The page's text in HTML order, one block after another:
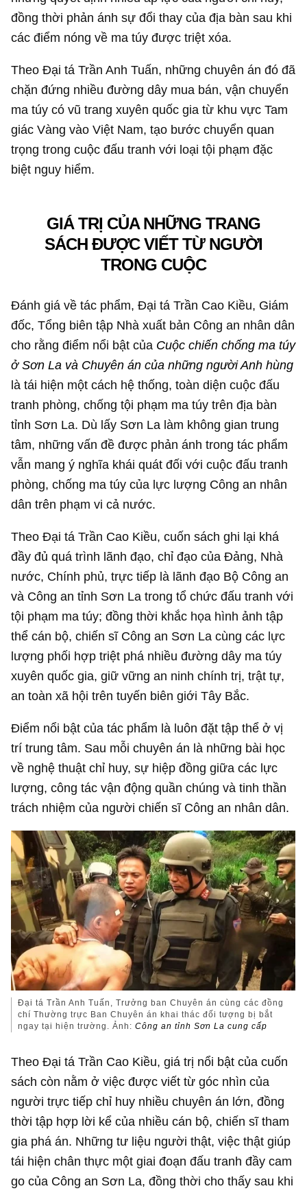
đồng thời phản ánh sự đổi thay của địa bàn sau khi
các điểm nóng về ma túy được triệt xóa.
Theo Đại tá Trần Anh Tuấn, những chuyên án đó đã
chặn đứng nhiều đường dây mua bán, vận chuyển
ma túy có vũ trang xuyên quốc gia từ khu vực Tam
giác Vàng vào Việt Nam, tạo bước chuyển quan
trọng trong cuộc đấu tranh với loại tội phạm đặc
biệt nguy hiểm.
GIÁ TRỊ CỦA NHỮNG TRANG
SÁCH ĐƯỢC VIẾT TỪ NGƯỜI
TRONG CUỘC
Đánh giá về tác phẩm, Đại tá Trần Cao Kiều, Giám
đốc, Tổng biên tập Nhà xuất bản Công an nhân dân
cho rằng điểm nổi bật của Cuộc chiến chống ma túy
ở Sơn La và Chuyên án của những người Anh hùng
là tái hiện một cách hệ thống, toàn diện cuộc đấu
tranh phòng, chống tội phạm ma túy trên địa bàn
tỉnh Sơn La. Dù lấy Sơn La làm không gian trung
tâm, những vấn đề được phản ánh trong tác phẩm
vẫn mang ý nghĩa khái quát đối với cuộc đấu tranh
phòng, chống ma túy của lực lượng Công an nhân
dân trên phạm vi cả nước.
Theo Đại tá Trần Cao Kiều, cuốn sách ghi lại khá
đầy đủ quá trình lãnh đạo, chỉ đạo của Đảng, Nhà
nước, Chính phủ, trực tiếp là lãnh đạo Bộ Công an
và Công an tỉnh Sơn La trong tổ chức đấu tranh với
tội phạm ma túy; đồng thời khắc họa hình ảnh tập
thể cán bộ, chiến sĩ Công an Sơn La cùng các lực
lượng phối hợp triệt phá nhiều đường dây ma túy
xuyên quốc gia, giữ vững an ninh chính trị, trật tự,
an toàn xã hội trên tuyến biên giới Tây Bắc.
Điểm nổi bật của tác phẩm là luôn đặt tập thể ở vị
trí trung tâm. Sau mỗi chuyên án là những bài học
về nghệ thuật chỉ huy, sự hiệp đồng giữa các lực
lượng, công tác vận động quần chúng và tinh thần
trách nhiệm của người chiến sĩ Công an nhân dân.
Đại tá Trần Anh Tuấn, Trưởng ban Chuyên án cùng các đồng
chí Thường trực Ban Chuyên án khai thác đối tượng bị bắt
ngay tại hiện trường. Ảnh:Công an tỉnh Sơn La cung cấp
Theo Đại tá Trần Cao Kiều, giá trị nổi bật của cuốn
sách còn nằm ở việc được viết từ góc nhìn của
người trực tiếp chỉ huy nhiều chuyên án lớn, đồng
thời tập hợp lời kể của nhiều cán bộ, chiến sĩ tham
gia phá án. Những tư liệu người thật, việc thật giúp
tái hiện chân thực một giai đoạn đấu tranh đầy cam
go của Công an Sơn La, đồng thời cho thấy sau khi